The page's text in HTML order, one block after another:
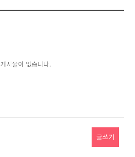
게시물이 없습니다.
글쓰기